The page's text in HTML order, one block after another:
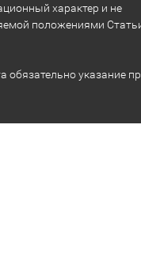
характер и не
положениями
обязательно указание